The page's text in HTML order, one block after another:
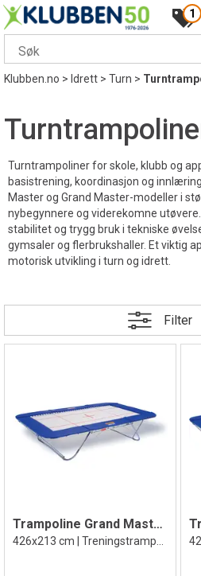
1
Klubben.no> Idrett>Turn>
Turntrampoliner for skole, klubb og
basistrening, koordinasjon og
Master og Grand Master-modeller i
nybegynnere og viderekomne
stabilitet og trygg bruk i tekniske
gymsaler og flerbrukshaller. Et viktig
motorisk utvikling i turn og idrett.
Filter
Trampoline Grand Master School